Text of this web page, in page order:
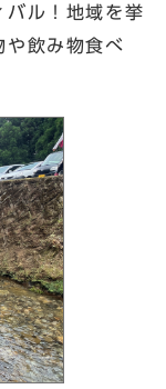
ル！地域を挙
や飲み物食べ